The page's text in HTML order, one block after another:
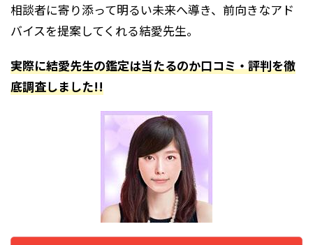
相談者に寄り添って明るい未来へ導き、前向きなアド
バイスを提案してくれる結愛先生。
実際に結愛先生の鑑定は当たるのか口コミ・評判を徹
底調査しました!!